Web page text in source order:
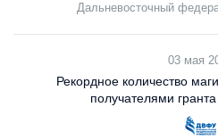
Дальневосточный
03 мая
Рекордное количество
получателями